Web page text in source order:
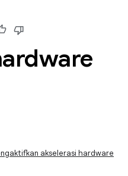
akselerasi hardware